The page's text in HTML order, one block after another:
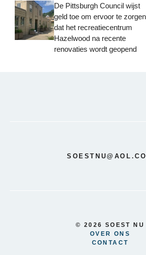
De Pittsburgh Council wijst
geld toe om ervoor te zorgen
dat het recreatiecentrum
Hazelwood na recente
renovaties wordt geopend
© 2026 SOEST NU
OVER ONS
CONTACT